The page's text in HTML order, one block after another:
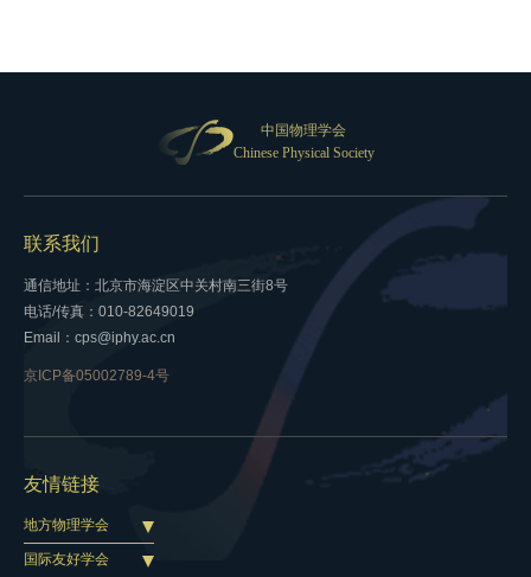
中国物理学会
Chinese Physical Society
联系我们
通信地址：北京市海淀区中关村南三街8号
电话/传真：010-82649019
Email：cps@iphy.ac.cn
京ICP备05002789-4号
友情链接
地方物理学会
国际友好学会